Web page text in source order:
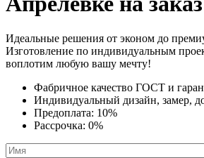
Идеальные решения от эконом до
Изготовление по индивидуальным
воплотим любую вашу мечту!
Фабричное качество ГОСТ и
Индивидуальный дизайн, замер,
Предоплата: 10%
Рассрочка: 0%